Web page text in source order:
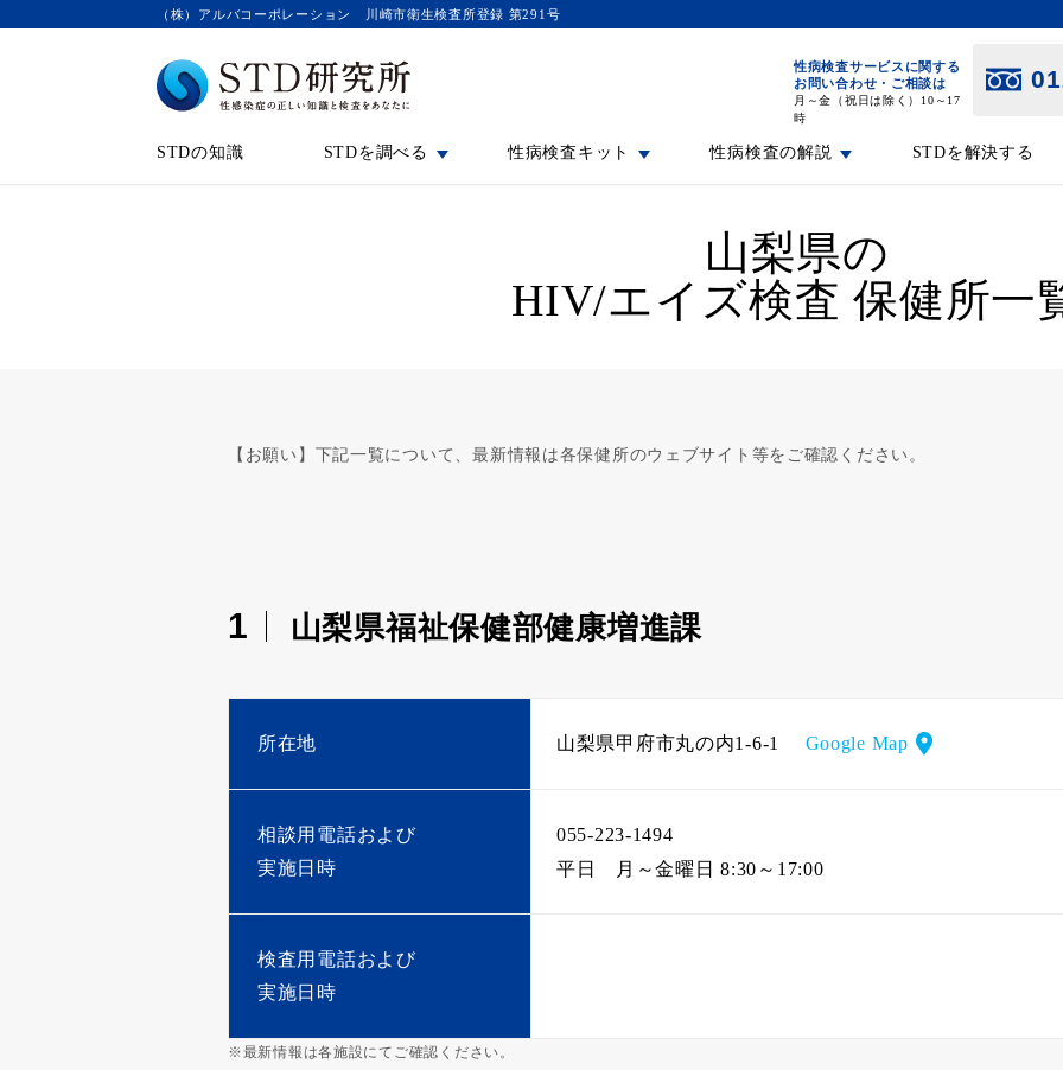
（株）アルバコーポレーション 川崎市衛生検査所登録 第291号
STDの知識 STDを調べる 性病検査キット 性病検査の解説 STDを解決する
性病検査サービスに関する
お問い合わせ・ご相談は
月～金（祝日は除く）10～17
時
山梨県の
HIV/エイズ検査 保健所一
【お願い】下記一覧について、最新情報は各保健所のウェブサイト等をご確認ください。
1 山梨県福祉保健部健康増進課
所在地 山梨県甲府市丸の内1-6-1 Google Map
相談用電話および
実施日時
055-223-1494
平日
月～金曜日 8:30～17:00
検査用電話および
実施日時
※最新情報は各施設にてご確認ください。